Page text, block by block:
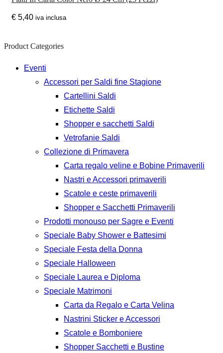
€ 5,40 iva inclusa
Product Categories
Eventi
Accessori per Saldi fine Stagione
Cartellini Saldi
Etichette Saldi
Shopper e sacchetti Saldi
Vetrofanie Saldi
Collezione di Primavera
Carta regalo veline e Bobine Primaverili
Nastri e Accessori primaverili
Scatole e ceste primaverili
Shopper e Sacchetti Primaverili
Prodotti monouso per Sagre e Eventi
Speciale Baby Shower e Battesimi
Speciale Festa della Donna
Speciale Halloween
Speciale Laurea e Diploma
Speciale Matrimoni
Carta da Regalo e Carta Velina
Nastrini Sticker e Accessori
Scatole e Bomboniere
Shopper Sacchetti e Bustine